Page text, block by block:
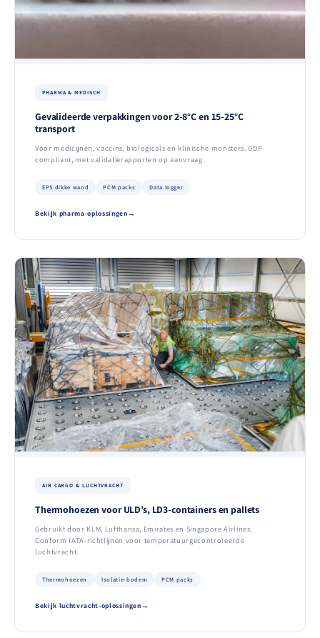
PHARMA & MEDISCH
Gevalideerde verpakkingen voor 2-8°C en 15-25°C
transport
Voor medicijnen, vaccins, biologicals en klinische monsters. GDP-
compliant, met validatierapporten op aanvraag.
EPS dikke wand PCM packs Data logger
Bekijk pharma-oplossingen
AIR CARGO & LUCHTVRACHT
Thermohoezen voor ULD’s, LD3-containers en pallets
Gebruikt door KLM, Lufthansa, Emirates en Singapore Airlines.
Conform IATA-richtlijnen voor temperatuurgecontroleerde
luchtvracht.
Thermohoezen Isolatie-bodem PCM packs
Bekijk luchtvracht-oplossingen